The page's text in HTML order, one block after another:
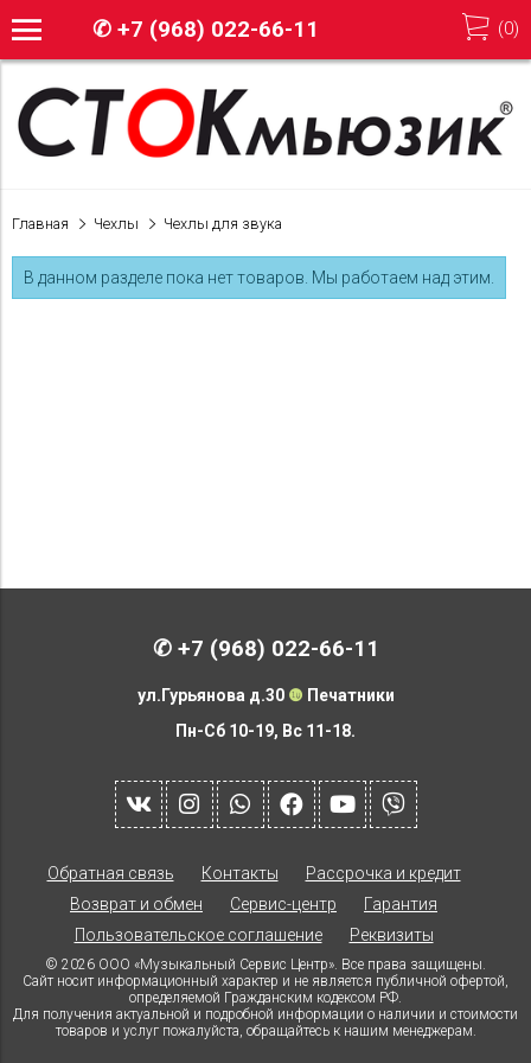
✆ +7 (968) 022-66-11 (0)
Главная Чехлы Чехлы для звука
В данном разделе пока нет товаров. Мы работаем над этим.
✆ +7 (968) 022-66-11
ул.Гурьянова д.30 ❿ Печатники
Пн-Сб 10-19, Вс 11-18.
Обратная связь Контакты
Рассрочка и кредит
Возврат и обмен
Сервис-центр
Гарантия
Пользовательское соглашение
Реквизиты
© 2026 ООО «Музыкальный Сервис Центр». Все права защищены.
Сайт носит информационный характер и не является публичной офертой,
определяемой Гражданским кодексом РФ.
Для получения актуальной и подробной информации о наличии и стоимости
товаров и услуг пожалуйста, обращайтесь к нашим менеджерам.